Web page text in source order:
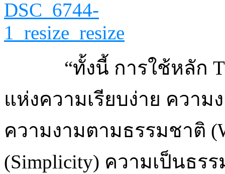
“ทั้งนี้ การใช้หลัก
แห่งความเรียบง่าย ความ
ความงามตามธรรมชาติ
(Simplicity) ความเป็นธร